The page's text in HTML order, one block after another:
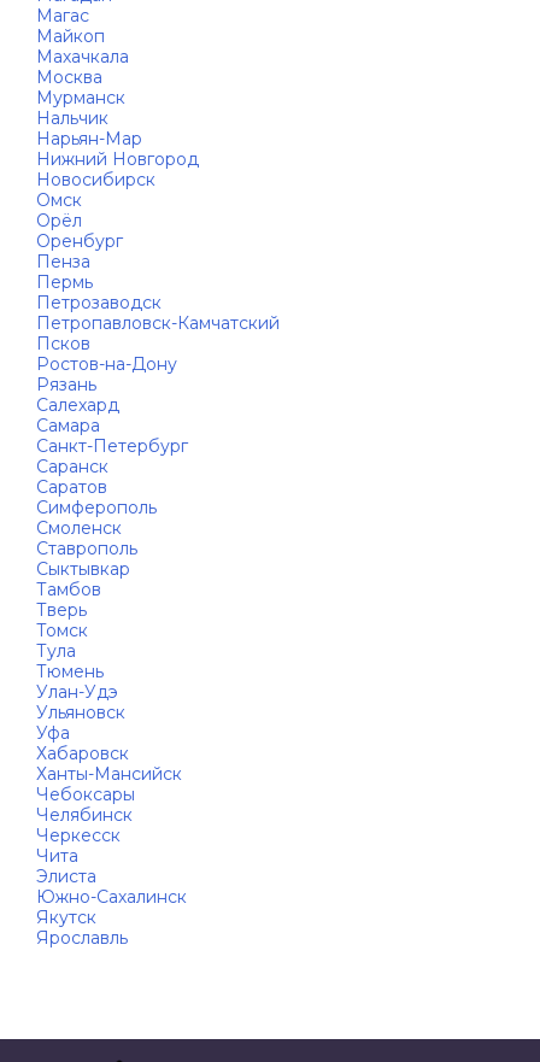
Магас
Майкоп
Махачкала
Москва
Мурманск
Нальчик
Нарьян-Мар
Нижний Новгород
Новосибирск
Омск
Орёл
Оренбург
Пенза
Пермь
Петрозаводск
Петропавловск-Камчатский
Псков
Ростов-на-Дону
Рязань
Салехард
Самара
Санкт-Петербург
Саранск
Саратов
Симферополь
Смоленск
Ставрополь
Сыктывкар
Тамбов
Тверь
Томск
Тула
Тюмень
Улан-Удэ
Ульяновск
Уфа
Хабаровск
Ханты-Мансийск
Чебоксары
Челябинск
Черкесск
Чита
Элиста
Южно-Сахалинск
Якутск
Ярославль